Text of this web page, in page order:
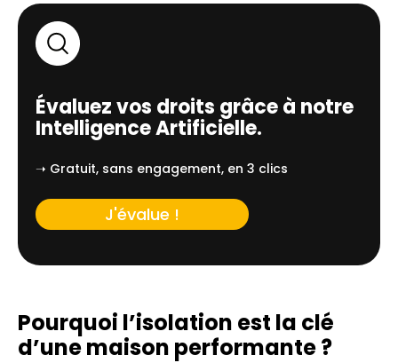
Évaluez vos droits grâce à notre
Intelligence Artificielle.
➝ Gratuit, sans engagement, en 3 clics
J'évalue !
Pourquoi l’isolation est la clé
d’unemaison performante ?